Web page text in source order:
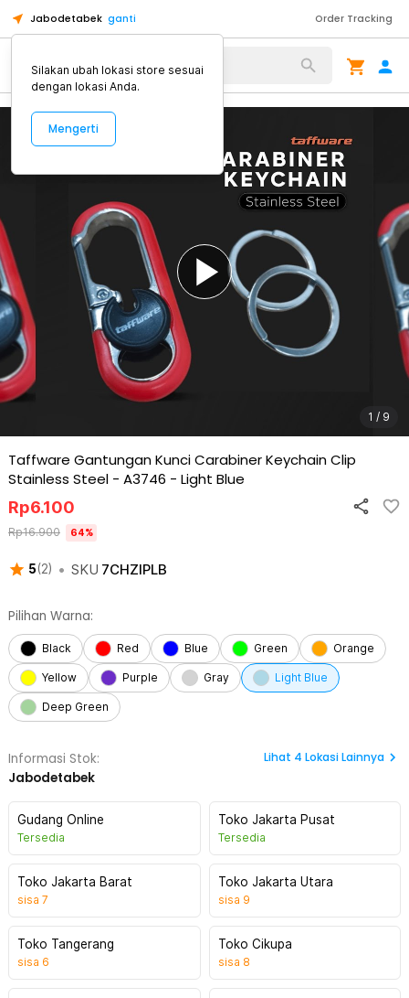
Jabodetabek ganti Order Tracking
Alat Kopi
1 / 9
Taffware Gantungan Kunci Carabiner Keychain Clip
Stainless Steel - A3746 - Light Blue
5(2) • SKU 7CHZIPLB
Rp6.100
Rp16.900 64%
Pilihan Warna:
Black Red Blue Green Orange
Yellow Purple Gray Light Blue
Deep Green
Informasi Stok:
Jabodetabek
Lihat 4 Lokasi Lainnya
Gudang Online
Tersedia
Toko Jakarta Pusat
Tersedia
Toko Jakarta Barat
sisa 7
Toko Jakarta Utara
sisa 9
Toko Tangerang
sisa 6
Toko Cikupa
sisa 8
Silakan ubah lokasi store sesuai
dengan lokasi Anda.
Mengerti